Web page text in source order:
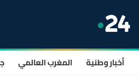
أخبار وطنية المغرب العالمي